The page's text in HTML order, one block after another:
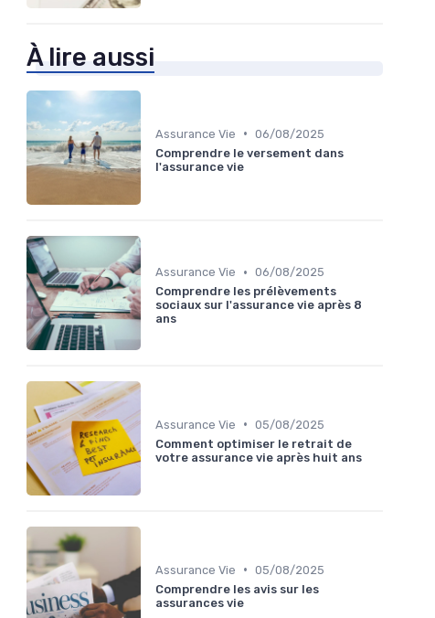
À lire aussi
Assurance Vie • 06/08/2025
Comprendre le versement dans
l'assurance vie
Assurance Vie • 06/08/2025
Comprendre les prélèvements
sociaux sur l'assurance vie après 8
ans
Assurance Vie • 05/08/2025
Comment optimiser le retrait de
votre assurance vie après huit ans
Assurance Vie • 05/08/2025
Comprendre les avis sur les
assurances vie